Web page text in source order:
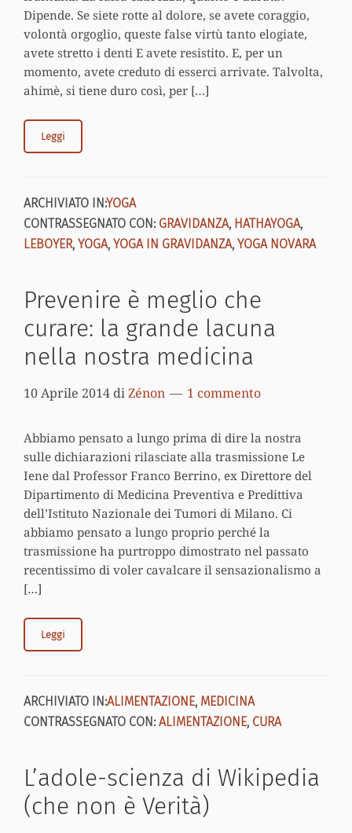
Dipende. Se siete rotte al dolore, se avete coraggio,
volontà orgoglio, queste false virtù tanto elogiate,
avete stretto i denti E avete resistito. E, per un
momento, avete creduto di esserci arrivate. Talvolta,
ahimè, si tiene duro così, per […]
Leggi
ARCHIVIATO IN:YOGA
CONTRASSEGNATO CON: GRAVIDANZA, HATHAYOGA,
LEBOYER, YOGA, YOGA IN GRAVIDANZA, YOGA NOVARA
Prevenire è meglio che
curare: la grande lacuna
nella nostra medicina
10 Aprile 2014 diZénon 1 commento
Abbiamo pensato a lungo prima di dire la nostra
sulle dichiarazioni rilasciate alla trasmissione Le
Iene dal Professor Franco Berrino, ex Direttore del
Dipartimento di Medicina Preventiva e Predittiva
dell’Istituto Nazionale dei Tumori di Milano. Ci
abbiamo pensato a lungo proprio perché la
trasmissione ha purtroppo dimostrato nel passato
recentissimo di voler cavalcare il sensazionalismo a
[…]
Leggi
ARCHIVIATO IN:ALIMENTAZIONE, MEDICINA
CONTRASSEGNATO CON: ALIMENTAZIONE, CURA
L’adole-scienza di Wikipedia
(che non è Verità)